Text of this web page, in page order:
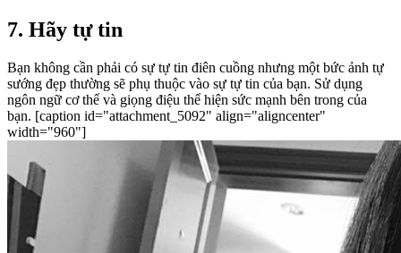
7. Hãy tự tin
Bạn không cần phải có sự tự tin điên cuồng nhưng một bức ảnh tự
sướng đẹp thường sẽ phụ thuộc vào sự tự tin của bạn. Sử dụng
ngôn ngữ cơ thể và giọng điệu thể hiện sức mạnh bên trong của
bạn. [caption id="attachment_5092" align="aligncenter"
width="960"]